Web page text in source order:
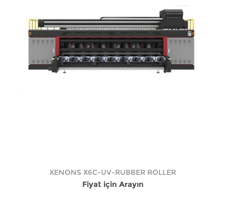
XENONS X6C-UV-RUBBER ROLLER
Fiyat için Arayın